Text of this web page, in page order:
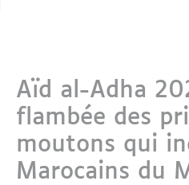
Aïd al-Adha
flambée des
moutons qui
Marocains du